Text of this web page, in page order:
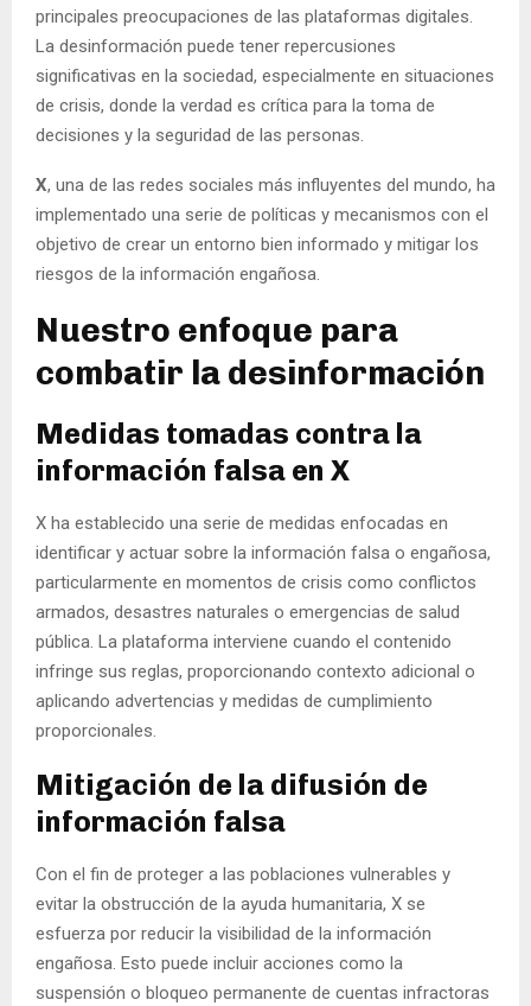
principales preocupaciones de las plataformas digitales.
La desinformación puede tener repercusiones
significativas en la sociedad, especialmente en situaciones
de crisis, donde la verdad es crítica para la toma de
decisiones y la seguridad de las personas.
X, una de las redes sociales más influyentes del mundo, ha
implementado una serie de políticas y mecanismos con el
objetivo de crear un entorno bien informado y mitigar los
riesgos de la información engañosa.
Nuestro enfoque para
combatir la desinformación
Medidas tomadas contra la
información falsa en X
X ha establecido una serie de medidas enfocadas en
identificar y actuar sobre la información falsa o engañosa,
particularmente en momentos de crisis como conflictos
armados, desastres naturales o emergencias de salud
pública. La plataforma interviene cuando el contenido
infringe sus reglas, proporcionando contexto adicional o
aplicando advertencias y medidas de cumplimiento
proporcionales.
Mitigación de la difusión de
información falsa
Con el fin de proteger a las poblaciones vulnerables y
evitar la obstrucción de la ayuda humanitaria, X se
esfuerza por reducir la visibilidad de la información
engañosa. Esto puede incluir acciones como la
suspensión o bloqueo permanente de cuentas infractoras